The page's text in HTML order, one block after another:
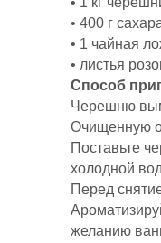
• 400 г
• 1 чайная
• листья
Способ
Черешню
Очищенную
Поставьте
холодной
Перед
желанию